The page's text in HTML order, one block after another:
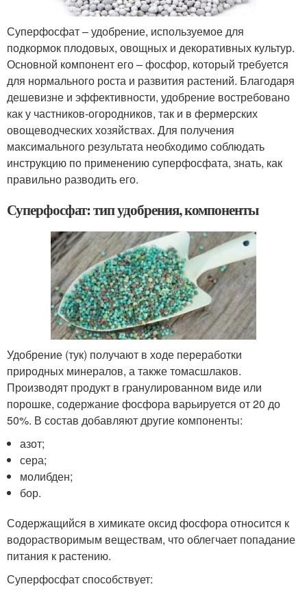
Суперфосфат – удобрение, используемое для
подкормок плодовых, овощных и декоративных культур.
Основной компонент его – фосфор, который требуется
для нормального роста и развития растений. Благодаря
дешевизне и эффективности, удобрение востребовано
как у частников-огородников, так и в фермерских
овощеводческих хозяйствах. Для получения
максимального результата необходимо соблюдать
инструкцию по применению суперфосфата, знать, как
правильно разводить его.
Суперфосфат: тип удобрения, компоненты
Удобрение (тук) получают в ходе переработки
природных минералов, а также томасшлаков.
Производят продукт в гранулированном виде или
порошке, содержание фосфора варьируется от 20 до
50%. В состав добавляют другие компоненты:
азот;
сера;
молибден;
бор.
Содержащийся в химикате оксид фосфора относится к
водорастворимым веществам, что облегчает попадание
питания к растению.
Суперфосфат способствует: